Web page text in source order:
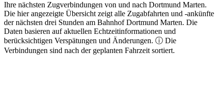
Ihre nächsten Zugverbindungen von und nach Dortmund Marten.
Die hier angezeigte Übersicht zeigt alle Zugabfahrten und -ankünfte
der nächsten drei Stunden am Bahnhof Dortmund Marten. Die
Daten basieren auf aktuellen Echtzeitinformationen und
berücksichtigen Verspätungen und Änderungen. ⓘ Die
Verbindungen sind nach der geplanten Fahrzeit sortiert.